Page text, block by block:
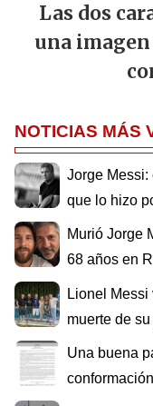
Las dos
una
NOTICIAS MÁS
Jorge Messi:
que lo hizo
Murió Jorge
68 años en
Lionel
muerte de
Una buena